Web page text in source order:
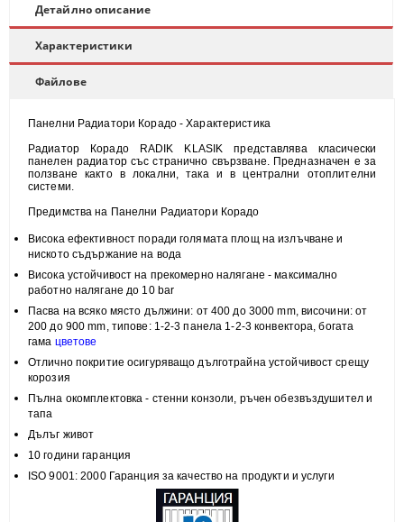
Детайлно описание
Характеристики
Файлове
Панелни Радиатори Корадо - Характеристика
Радиатор Корадо RADIK KLASIK представлява класически
панелен радиатор със странично свързване. Предназначен е за
ползване както в локални, така и в централни отоплителни
системи.
Предимства на Панелни Радиатори Корадо
Висока ефективност поради голямата площ на излъчване и
ниското съдържание на вода
Висока устойчивост на прекомерно налягане - максимално
работно налягане до 10 bar
Пасва на всяко място дължини: от 400 до 3000 mm, височини:от
200 до 900 mm, типове:1-2-3 панела 1-2-3 конвектора, богата
гама цветове
Отлично покритие осигуряващо дълготрайна устойчивост срещу
корозия
Пълна окомплектовка - стенни конзоли, ръчен обезвъздушител и
тапа
Дълъг живот
10 години гаранция
ISO 9001: 2000 Гаранция за качество на продукти и услуги